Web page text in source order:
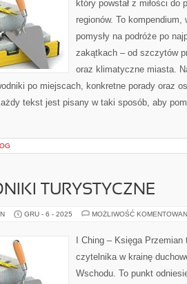
który powstał z miłości do
regionów. To
pomysły na podróże po
zakątkach – od szczytów
oraz klimatyczne miasta.
po miejscach, konkretne porady oraz
tekst jest pisany w taki sposób, aby
TURYSTYCZNE
GRU - 6 - 2025 MOŻLIWOŚĆ
I Ching – Księga
czytelnika w krainę
Wschodu. To punkt